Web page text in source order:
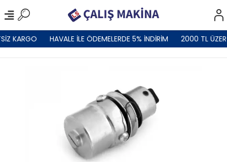
KARGO HAVALE İLE ÖDEMELERDE 5% İNDİRİM 2000 TL